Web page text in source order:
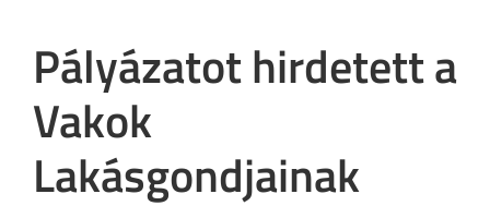
Pályázatot hirdetett a
Vakok
Lakásgondjainak